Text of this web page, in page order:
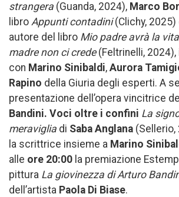
strangera (Guanda, 2024), Marco
libro Appunti contadini(Clichy, 2025)
autore del libro Mio padre avrà la
madre non ci crede(Feltrinelli, 2024),
con Marino Sinibaldi, Aurora
Rapino della Giuria degli esperti. A
presentazione dell’opera vincitrice del
Bandini. Voci oltre i confini La
meraviglia di Saba Anglana (Sellerio,
la scrittrice insieme a Marino
alle ore 20:00 la premiazione
pittura La giovinezza di Arturo
dell’artista Paola Di Biase.